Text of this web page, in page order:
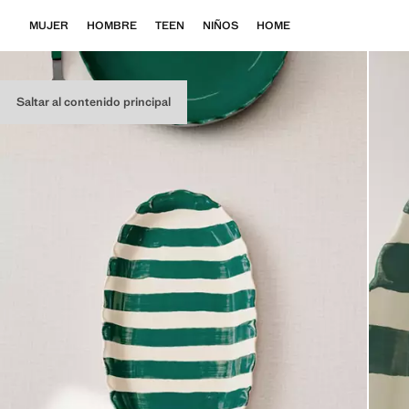
Saltar al contenido principal
MUJER HOMBRE TEEN NIÑOS HOME